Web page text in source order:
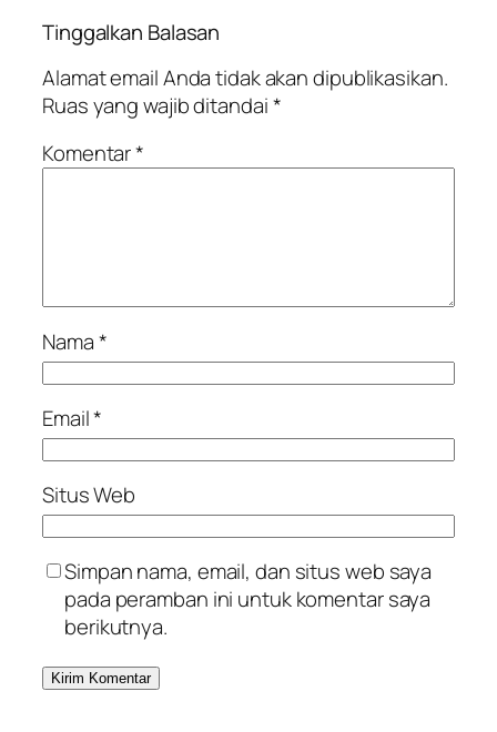
Tinggalkan Balasan
Alamat email Anda tidak akan dipublikasikan.
Ruas yang wajib ditandai*
Komentar*
Nama*
Email*
Situs Web
Simpan nama, email, dan situs web saya
pada peramban ini untuk komentar saya
berikutnya.